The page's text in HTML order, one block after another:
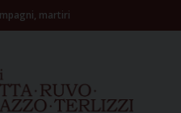
martiri